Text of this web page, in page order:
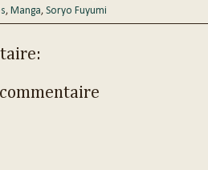
, Manga, Soryo Fuyumi